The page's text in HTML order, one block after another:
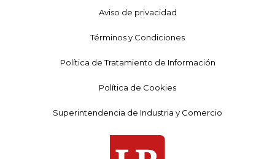
Aviso de privacidad
Términos y Condiciones
Política de Tratamiento de Información
Política de Cookies
Superintendencia de Industria y Comercio